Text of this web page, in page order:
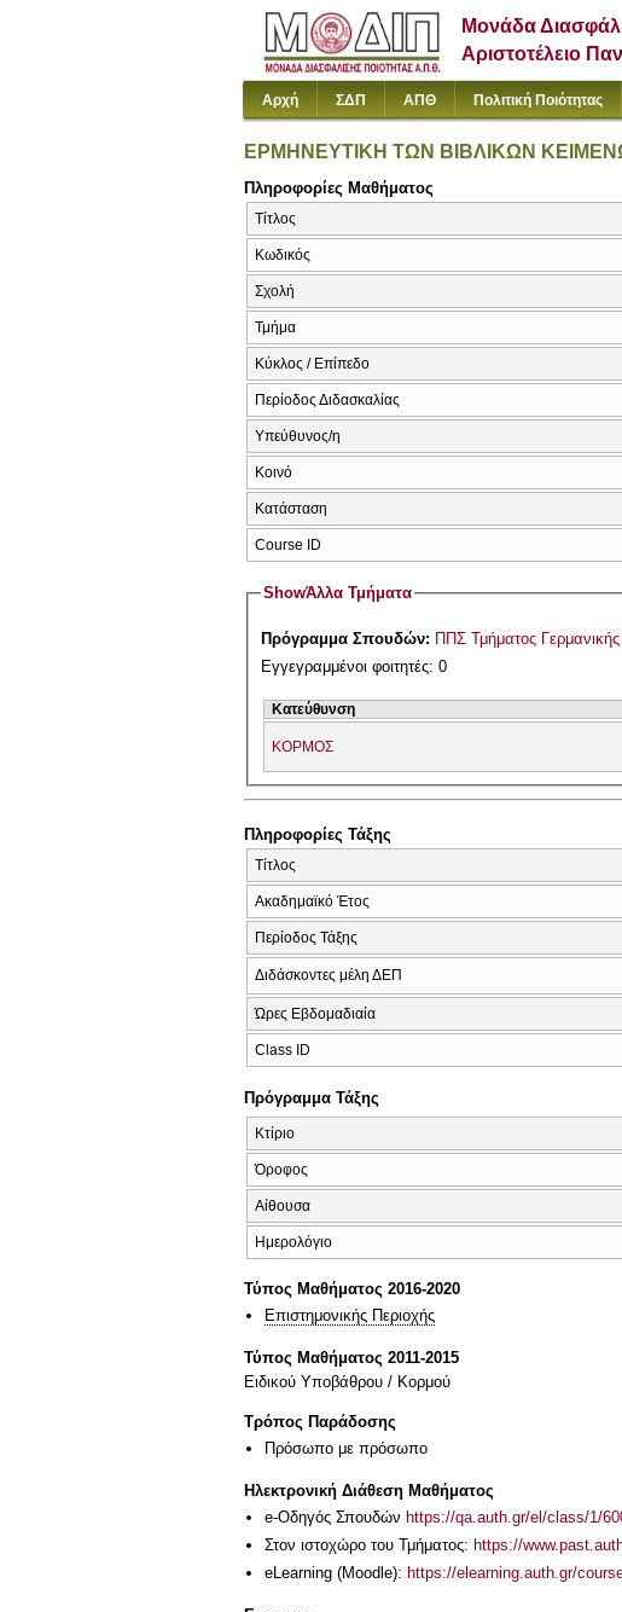
Μονάδα
Αριστοτέλειο
Αρχή ΣΔΠ ΑΠΘ Πολιτική Ποιότητας
ΕΡΜΗΝΕΥΤΙΚΗ ΤΩΝ ΒΙΒΛΙΚΩΝ
Πληροφορίες Μαθήματος
Τίτλος
Κωδικός
Σχολή
Τμήμα
Κύκλος / Επίπεδο
Περίοδος Διδασκαλίας
Υπεύθυνος/η
Κοινό
Κατάσταση
Course ID
ShowΆλλα Τμήματα
Πρόγραμμα Σπουδών: ΠΠΣ Τμήματος
Εγγεγραμμένοι φοιτητές: 0
Κατεύθυνση
ΚΟΡΜΟΣ
Πληροφορίες Τάξης
Τίτλος
Ακαδημαϊκό Έτος
Περίοδος Τάξης
Διδάσκοντες μέλη ΔΕΠ
Ώρες Εβδομαδιαία
Class ID
Πρόγραμμα Τάξης
Κτίριο
Όροφος
Αίθουσα
Ημερολόγιο
Τύπος Μαθήματος 2016-2020
Επιστημονικής Περιοχής
Τύπος Μαθήματος 2011-2015
Ειδικού Υποβάθρου / Κορμού
Τρόπος Παράδοσης
Πρόσωπο με πρόσωπο
Ηλεκτρονική Διάθεση Μαθήματος
e-Οδηγός Σπουδών https://qa.auth.gr/el/class/1/
Στον ιστοχώρο του Τμήματος: https://
eLearning (Moodle): https://elearning.auth.gr/